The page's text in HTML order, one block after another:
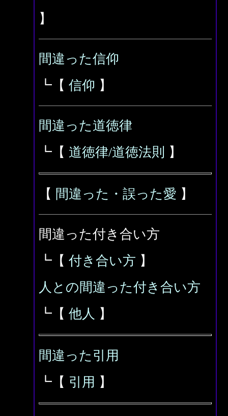
】
間違った信仰
┗【 信仰 】
間違った道徳律
┗【 道徳律/道徳法則 】
【 間違った・誤った愛 】
間違った付き合い方
┗【 付き合い方 】
人との間違った付き合い方
┗【 他人 】
間違った引用
┗【 引用 】